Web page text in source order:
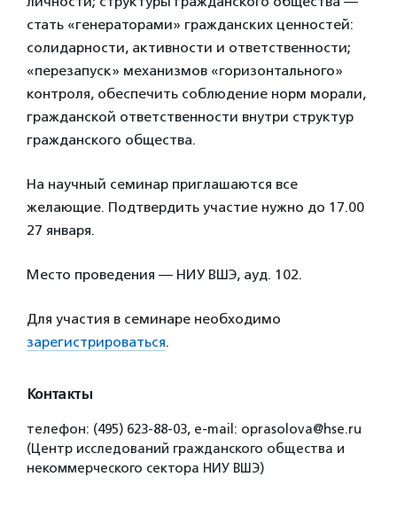
стать «генераторами» гражданских ценностей:
солидарности, активности и ответственности;
«перезапуск» механизмов «горизонтального»
контроля, обеспечить соблюдение норм морали,
гражданской ответственности внутри структур
гражданского общества.
На научный семинар приглашаются все
желающие. Подтвердить участие нужно до 17.00
27 января.
Место проведения — НИУ ВШЭ, ауд. 102.
Для участия в семинаре необходимо
зарегистрироваться.
Контакты
телефон: (495) 623-88-03, e-mail: oprasolova@hse.ru
(Центр исследований гражданского общества и
некоммерческого сектора НИУ ВШЭ)